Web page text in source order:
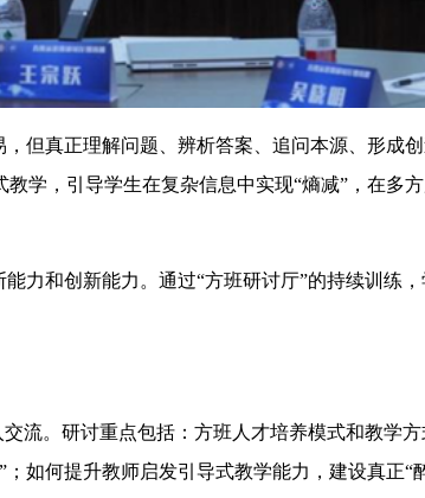
但真正理解问题、辨析答案、追问本源、形成
学，引导学生在复杂信息中实现“熵减”，在多
力和创新能力。通过“方班研讨厅”的持续训练
流。研讨重点包括：方班人才培养模式和教学
如何提升教师启发引导式教学能力，建设真正“